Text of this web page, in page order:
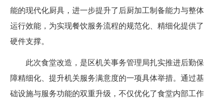
能的现代化厨具，进一步提升了后厨加工制备能力与整体
运行效能，为实现餐饮服务流程的规范化、精细化提供了
硬件支撑。
此次食堂改造，是区机关事务管理局扎实推进后勤保
障精细化、提升机关服务满意度的一项具体举措。通过基
础设施与服务功能的双重升级，不仅优化了食堂内部工作